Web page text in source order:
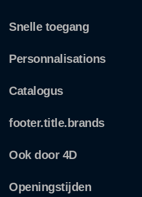
Snelle toegang
Personnalisations
Catalogus
footer.title.brands
Ook door 4D
Openingstijden